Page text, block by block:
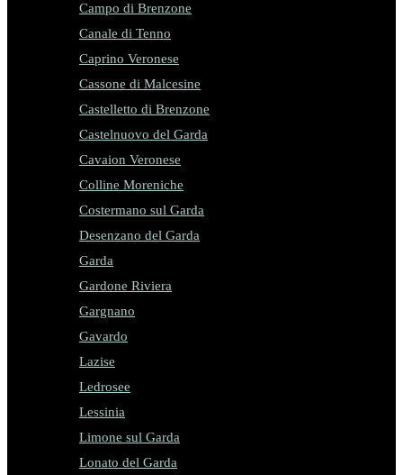
Campo di Brenzone
Canale di Tenno
Caprino Veronese
Cassone di Malcesine
Castelletto di Brenzone
Castelnuovo del Garda
Cavaion Veronese
Colline Moreniche
Costermano sul Garda
Desenzano del Garda
Garda
Gardone Riviera
Gargnano
Gavardo
Lazise
Ledrosee
Lessinia
Limone sul Garda
Lonato del Garda